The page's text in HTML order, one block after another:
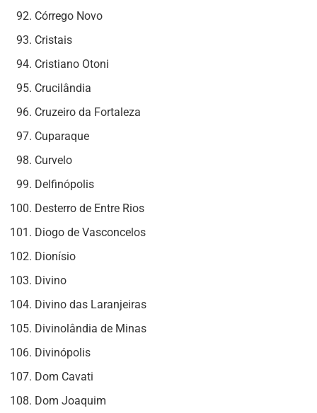
Córrego Novo
Cristais
Cristiano Otoni
Crucilândia
Cruzeiro da Fortaleza
Cuparaque
Curvelo
Delfinópolis
Desterro de Entre Rios
Diogo de Vasconcelos
Dionísio
Divino
Divino das Laranjeiras
Divinolândia de Minas
Divinópolis
Dom Cavati
Dom Joaquim